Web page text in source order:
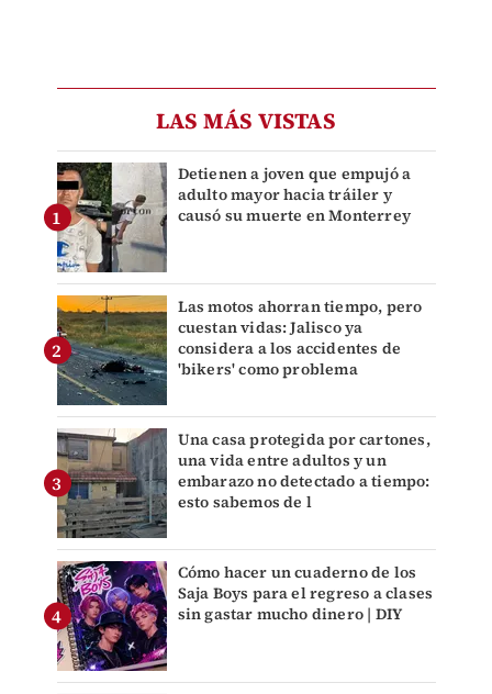
LAS MÁS VISTAS
Detienen a joven que empujó a
adulto mayor hacia tráiler y
causó su muerte en Monterrey
Las motos ahorran tiempo, pero
cuestan vidas: Jalisco ya
considera a los accidentes de
'bikers' como problema
Una casa protegida por cartones,
una vida entre adultos y un
embarazo no detectado a tiempo:
esto sabemos de l
Cómo hacer un cuaderno de los
Saja Boys para el regreso a clases
sin gastar mucho dinero | DIY